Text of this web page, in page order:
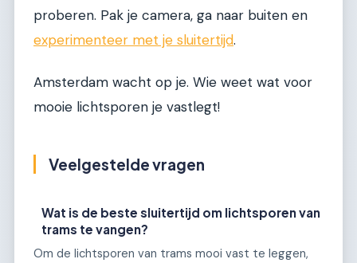
proberen. Pak je camera, ga naar buiten en
experimenteer met je sluitertijd.
Amsterdam wacht op je. Wie weet wat voor
mooie lichtsporen je vastlegt!
Veelgestelde vragen
Wat is de beste sluitertijd om lichtsporen van
trams te vangen?
Om de lichtsporen van trams mooi vast te leggen,